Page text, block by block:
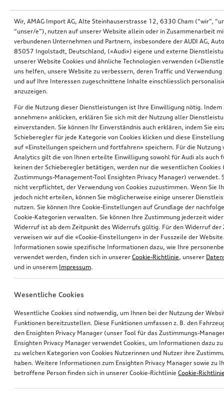
Wir, AMAG Import AG, Alte Steinhauserstrasse 12, 6330 Cham (“wir”,
“unser/e”), nutzen auf unserer Website allein oder in Zusammenarbeit
verbundenen Unternehmen und Partnern, insbesondere der AUDI AG,
85057 Ingolstadt, Deutschland, («Audi») eigene und externe
unserer Website Cookies und ähnliche Technologien verwenden
uns helfen, unsere Website zu verbessern, deren Traffic und Verwendung
und auf Ihre Interessen zugeschnittene Inhalte einschliesslich
anzuzeigen.
Für die Nutzung dieser Dienstleistungen ist Ihre Einwilligung nötig. Indem
annehmen» anklicken, erklären Sie sich mit der Nutzung aller
einverstanden. Sie können Ihr Einverständnis auch erklären, indem Sie
Schieberegler für jede Kategorie von Cookies klicken und diese
auf «Einstellungen speichern und fortfahren» speichern. Für die Nutzung
Analytics gilt die von Ihnen erteilte Einwilligung sowohl für Audi als auch
keinen der Schieberegler betätigen, werden nur die wesentlichen Cookies
Zustimmungs-Management-Tool Ensighten Privacy Manager) verwendet.
nicht verpflichtet, der Verwendung von Cookies zuzustimmen. Wenn Sie
jedoch nicht erteilen, können Sie möglicherweise einige unserer
nutzen. Sie können Ihre Cookie-Einstellungen auf Grundlage der
Cookie-Kategorien verwalten. Sie können Ihre Zustimmung jederzeit
Widerruf ist ab dem Zeitpunkt des Widerrufs gültig. Für den Widerruf der
verweisen wir auf die «Cookie-Einstellungen» in der Fusszeile der
Informationen sowie spezifische Informationen dazu, wie Ihre
verwendet werden, finden sich in unserer Cookie-Richtlinie, unserer
und in unserem Impressum.
Wesentliche Cookies
Wesentliche Cookies sind notwendig, um Ihnen bei der Nutzung der
Funktionen bereitzustellen. Diese Funktionen umfassen z. B. den
den Ensighten Privacy Manager (unser Tool für das Zustimmungs-
Ensighten Privacy Manager verwendet Cookies, um Informationen dazu
zu welchen Kategorien von Cookies Nutzerinnen und Nutzer ihre
haben. Weitere Informationen zum Ensighten Privacy Manager sowie zu
betroffene Person finden sich in unserer Cookie-Richtlinie Cookie-